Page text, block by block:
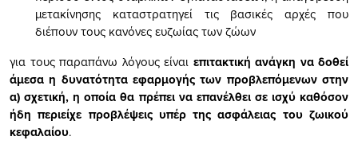
μετακίνησης καταστρατηγεί τις βασικές αρχές που
διέπουν τους κανόνες ευζωίας των ζώων
για τους παραπάνω λόγους είναι επιτακτική ανάγκη να δοθεί
άμεσα η δυνατότητα εφαρμογής των προβλεπόμενων στην
α) σχετική, η οποία θα πρέπει να επανέλθει σε ισχύ καθόσον
ήδη περιείχε προβλέψεις υπέρ της ασφάλειας του ζωικού
κεφαλαίου.